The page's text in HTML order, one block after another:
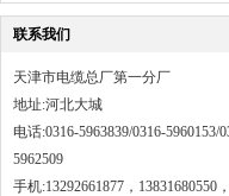
联系我们
天津市电缆总厂第一分厂
地址:河北大城
电话:0316-5963839/0316-5960153/
5962509
手机:13292661877，13831680550，